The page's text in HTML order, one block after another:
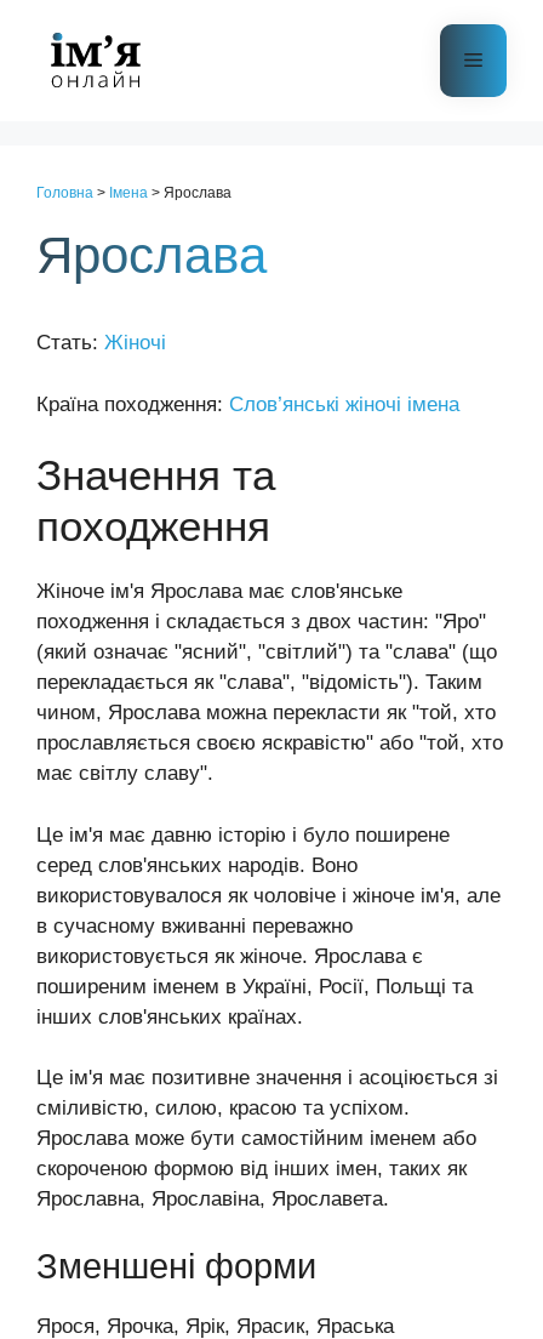
контенту
Меню
Головна > Імена > Ярослава
Ярослава
Стать: Жіночі
Країна походження: Слов’янські жіночі імена
Значення та
походження
Жіноче ім'я Ярослава має слов'янське
походження і складається з двох частин: "Яро"
(який означає "ясний", "світлий") та "слава" (що
перекладається як "слава", "відомість"). Таким
чином, Ярослава можна перекласти як "той, хто
прославляється своєю яскравістю" або "той, хто
має світлу славу".
Це ім'я має давню історію і було поширене
серед слов'янських народів. Воно
використовувалося як чоловіче і жіноче ім'я, але
в сучасному вживанні переважно
використовується як жіноче. Ярослава є
поширеним іменем в Україні, Росії, Польщі та
інших слов'янських країнах.
Це ім'я має позитивне значення і асоціюється зі
сміливістю, силою, красою та успіхом.
Ярослава може бути самостійним іменем або
скороченою формою від інших імен, таких як
Ярославна, Ярославіна, Ярославета.
Зменшені форми
Ярося, Ярочка, Ярік, Ярасик, Яраська